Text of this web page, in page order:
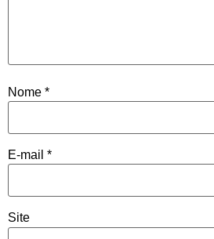
Nome *
E-mail *
Site